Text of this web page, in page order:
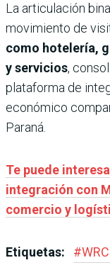
La articulación
movimiento de
como hotelería,
y servicios,
plataforma de
económico
Paraná.
Te puede
integración con
comercio y
Etiquetas: #